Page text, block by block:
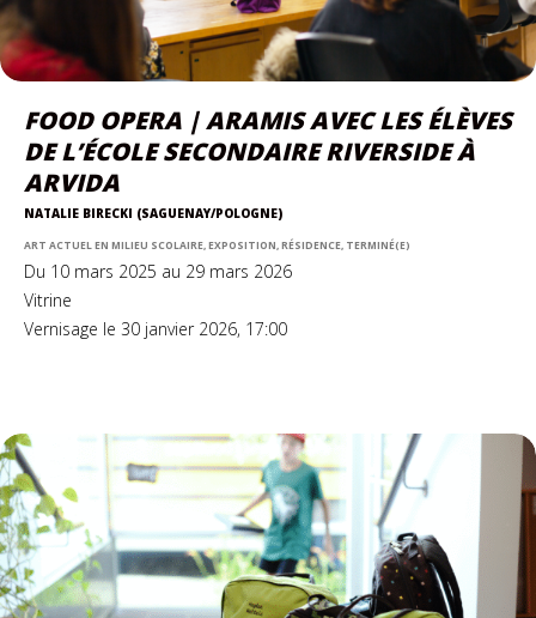
FOOD OPERA | ARAMIS AVEC LES ÉLÈVES
DE L’ÉCOLE SECONDAIRE RIVERSIDE À
ARVIDA
NATALIE BIRECKI (SAGUENAY/POLOGNE)
ART ACTUEL EN MILIEU SCOLAIRE, EXPOSITION, RÉSIDENCE, TERMINÉ(E)
Du 10 mars 2025 au 29 mars 2026
Vitrine
Vernisage le 30 janvier 2026, 17:00